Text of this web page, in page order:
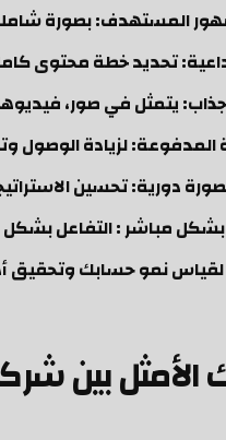
المستهدف: بصورة
تحديد خطة محتوى
يتمثل في صور،
المدفوعة: لزيادة
دورية: تحسين
بشكل مباشر : التفاعل بشكل
لقياس نمو حسابك وتحقيق